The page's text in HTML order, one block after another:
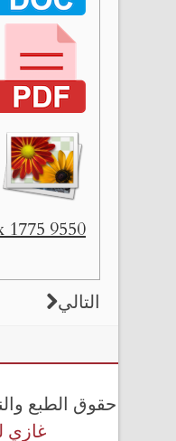
9550 x 1775 )
التالي
حقوق الطبع والنشر
غازي